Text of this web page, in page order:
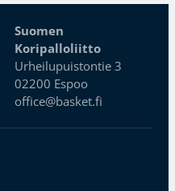
Suomen
Koripalloliitto
Urheilupuistontie 3
02200 Espoo
office@basket.fi